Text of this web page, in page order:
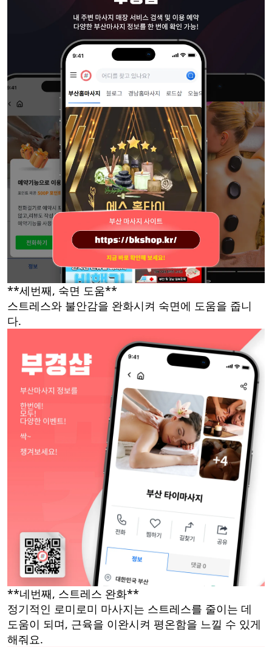
**세번째, 숙면 도움**
스트레스와 불안감을 완화시켜 숙면에 도움을 줍니
다.
**네번째, 스트레스 완화**
정기적인 로미로미 마사지는 스트레스를 줄이는 데
도움이 되며, 근육을 이완시켜 평온함을 느낄 수 있게
해줘요.